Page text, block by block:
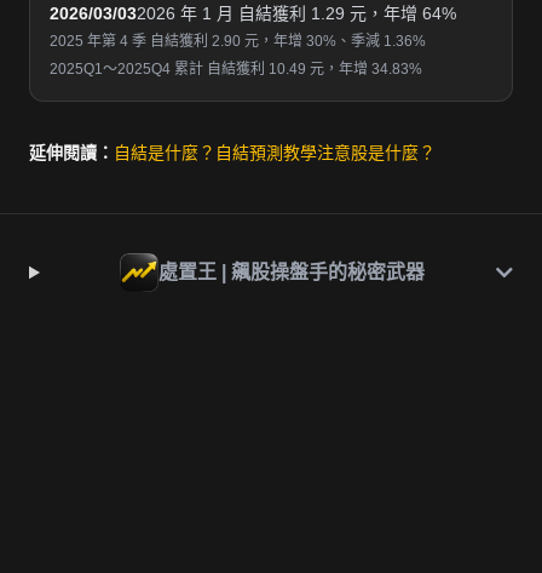
2026/03/032026 年 1 月 自結獲利 1.29 元，年增 64%
2025 年第 4 季 自結獲利 2.90 元，年增 30%、季減 1.36%
2025Q1～2025Q4 累計 自結獲利 10.49 元，年增 34.83%
延伸閱讀： 自結是什麼？ 自結預測教學注意股是什麼？
處置王 | 飆股操盤手的秘密武器